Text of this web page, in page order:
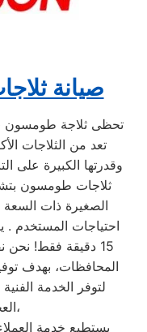
صيانة
تحظى ثلاجة طومسون
تعد من الثلاجات
وقدرتها الكبيرة على
ثلاجات طومسون
الصغيرة ذات السعة
احتياجات المستخدم
15 دقيقة فقط!
المحافظات، بهدف
لتوفر الخدمة
العجمي بأكثر من رقم،
يستطيع خدمة